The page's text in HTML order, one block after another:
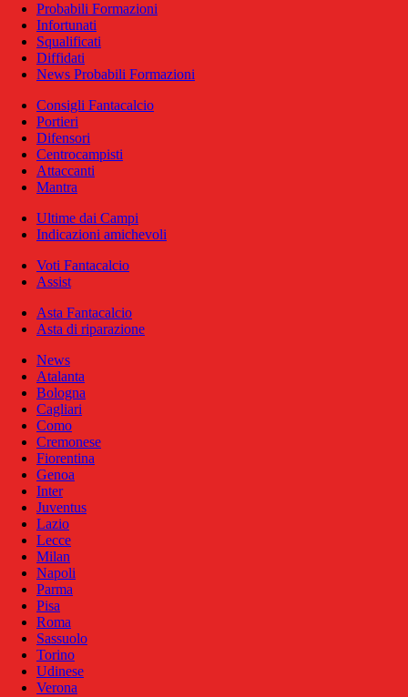
Probabili Formazioni
Infortunati
Squalificati
Diffidati
News Probabili Formazioni
Consigli Fantacalcio
Portieri
Difensori
Centrocampisti
Attaccanti
Mantra
Ultime dai Campi
Indicazioni amichevoli
Voti Fantacalcio
Assist
Asta Fantacalcio
Asta di riparazione
News
Atalanta
Bologna
Cagliari
Como
Cremonese
Fiorentina
Genoa
Inter
Juventus
Lazio
Lecce
Milan
Napoli
Parma
Pisa
Roma
Sassuolo
Torino
Udinese
Verona